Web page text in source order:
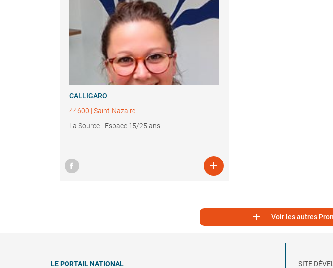
CALLIGARO
44600 | Saint-Nazaire
La Source - Espace 15/25 ans

 Voir les autres
LE PORTAIL NATIONAL SITE